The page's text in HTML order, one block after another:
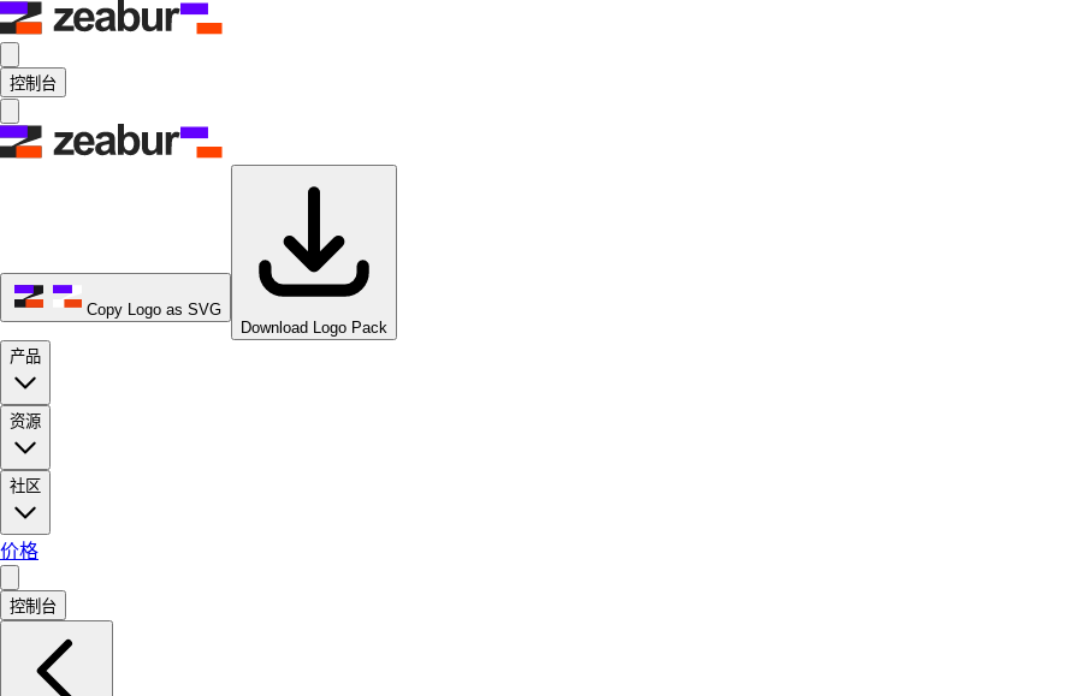
控制台
Copy Logo as SVG
Download Logo Pack
产品
资源
社区
价格
控制台